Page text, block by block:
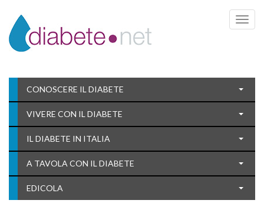
Toggle
CONOSCERE IL DIABETE
VIVERE CON IL DIABETE
IL DIABETE IN ITALIA
A TAVOLA CON IL DIABETE
EDICOLA